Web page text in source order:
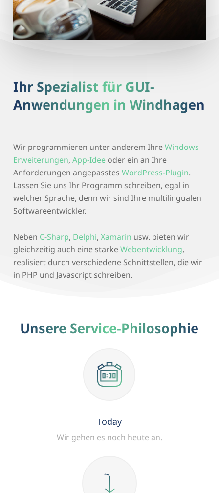
Ihr Spezialist für GUI-
Anwendungen in Windhagen
Wir programmieren unter anderem IhreWindows-
Erweiterungen,App-Idee oder ein an Ihre
Anforderungen angepasstesWordPress-Plugin.
Lassen Sie uns Ihr Programm schreiben, egal in
welcher Sprache, denn wir sind Ihre multilingualen
Softwareentwickler.
Neben C-Sharp, Delphi,Xamarin usw. bieten wir
gleichzeitig auch eine starkeWebentwicklung,
realisiert durch verschiedene Schnittstellen, die wir
in PHP und Javascript schreiben.
Unsere Service-Philosophie
Today
Wir gehen es noch heute an.